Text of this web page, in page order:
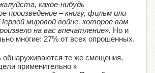
какое-нибудь
произведение – книгу, фильм или
мировой войне, которое вам
на вас впечатление». Но и
многие: 27% от всех опрошенных.
обнаруживаются те же смещения,
применительно к